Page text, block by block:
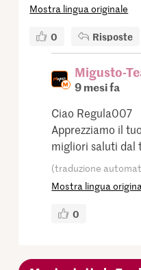
Mostra lingua originale
0 Risposte
Migusto-
9 mesi fa
Ciao Regula007
Apprezziamo il
migliori saluti dal
(traduzione
Mostra lingua
0